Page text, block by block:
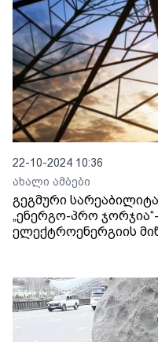
22-10-2024 10:36
ახალი ამბები
გეგმური
„ენერგო-პრო
ელექტროენერგიის